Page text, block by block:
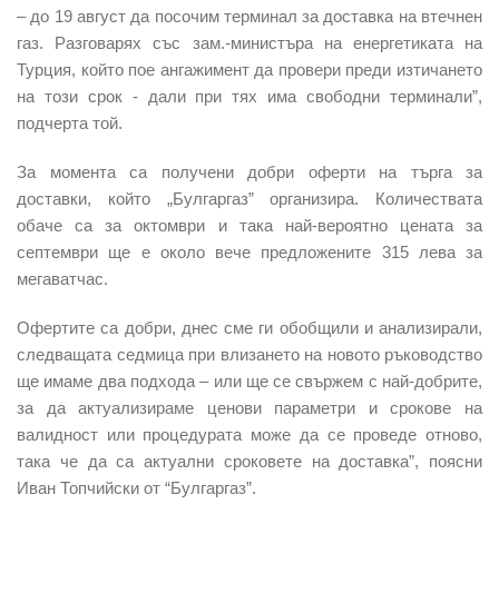
– до 19 август да посочим терминал за доставка на втечнен
газ. Разговарях със зам.-министъра на енергетиката на
Турция, който пое ангажимент да провери преди изтичането
на този срок - дали при тях има свободни терминали”,
подчерта той.
За момента са получени добри оферти на търга за
доставки, който „Булгаргаз” организира. Количествата
обаче са за октомври и така най-вероятно цената за
септември ще е около вече предложените 315 лева за
мегаватчас.
Офертите са добри, днес сме ги обобщили и анализирали,
следващата седмица при влизането на новото ръководство
ще имаме два подхода – или ще се свържем с най-добрите,
за да актуализираме ценови параметри и срокове на
валидност или процедурата може да се проведе отново,
така че да са актуални сроковете на доставка”, поясни
Иван Топчийски от “Булгаргаз”.